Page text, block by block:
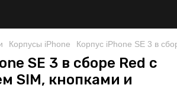
Корпусы iPhone Корпус iPhone SE 3 в
SE 3 в сборе Red с
SIM, кнопками и